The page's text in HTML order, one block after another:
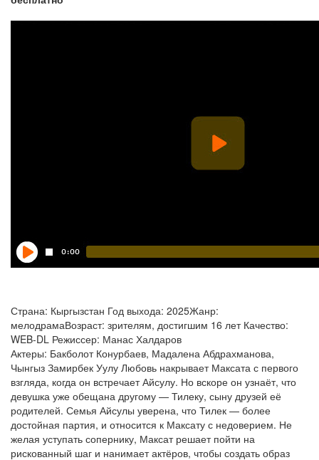
Страна: Кыргызстан Год выхода: 2025Жанр:
мелодрамаВозраст: зрителям, достигшим 16 лет Качество:
WEB-DL Режиссер: Манас Халдаров
Актеры: Бакболот Конурбаев, Мадалена Абдрахманова,
Чынгыз Замирбек Уулу Любовь накрывает Максата с первого
взгляда, когда он встречает Айсулу. Но вскоре он узнаёт, что
девушка уже обещана другому — Тилеку, сыну друзей её
родителей. Семья Айсулы уверена, что Тилек — более
достойная партия, и относится к Максату с недоверием. Не
желая уступать сопернику, Максат решает пойти на
рискованный шаг и нанимает актёров, чтобы создать образ